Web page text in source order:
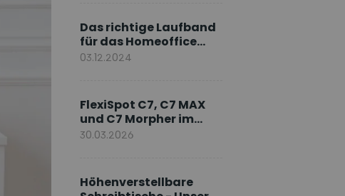
Das richtige Laufband
für das Homeoffice
wählen
03.12.2024
FlexiSpot C7, C7 MAX
und C7 Morpher im
Vergleich: Welches
30.03.2026
Höhenverstellbare